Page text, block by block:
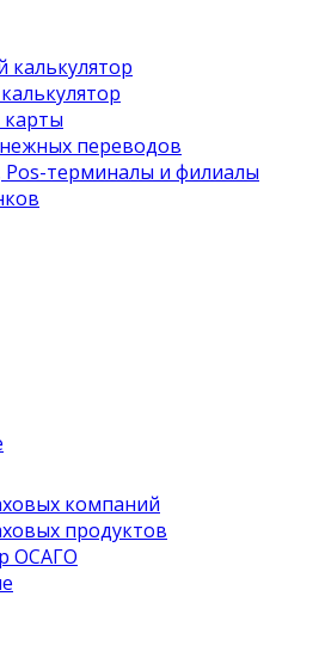
калькулятор
карты
переводов
терминалы и филиалы
компаний
продуктов
ОСАГО